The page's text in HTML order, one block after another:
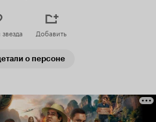
Добавить
о персоне